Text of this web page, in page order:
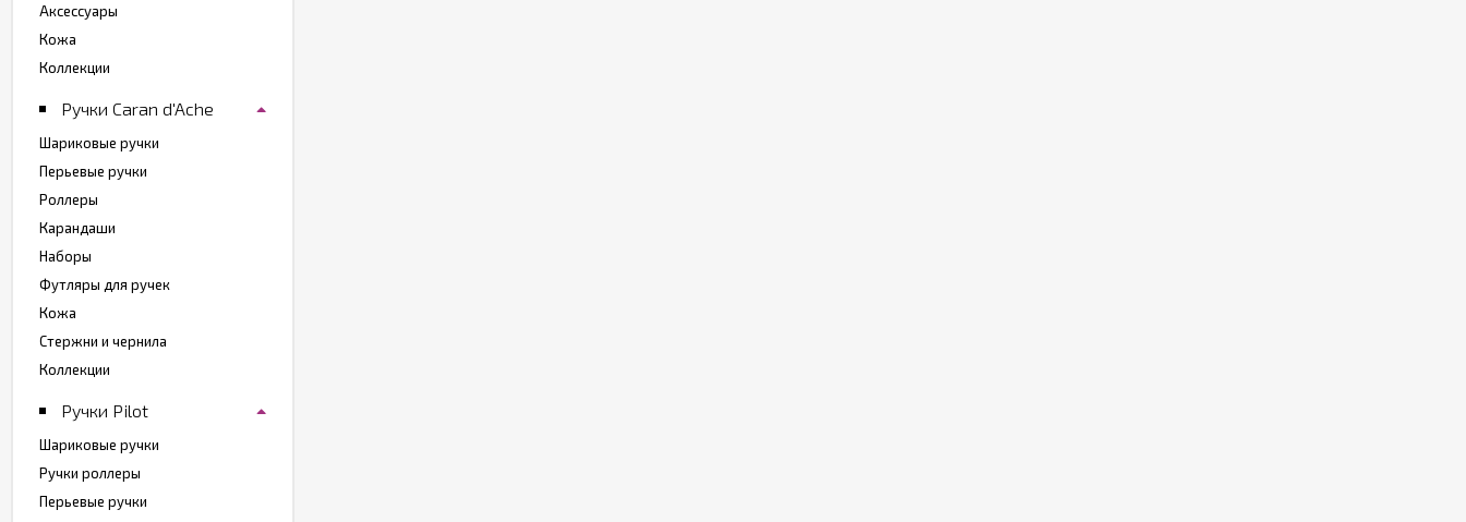
Аксессуары
Кожа
Коллекции
Ручки Caran d'Ache
Шариковые ручки
Перьевые ручки
Роллеры
Карандаши
Наборы
Футляры для ручек
Кожа
Стержни и чернила
Коллекции
Ручки Pilot
Шариковые ручки
Ручки роллеры
Перьевые ручки